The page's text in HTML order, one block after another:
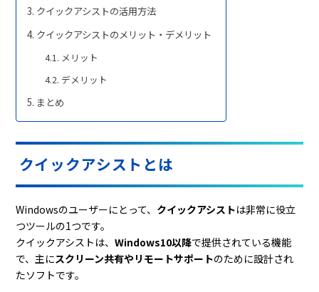
クイックアシストの活用方法
クイックアシストのメリット・デメリット
メリット
デメリット
まとめ
クイックアシストとは
Windowsのユーザーにとって、 クイックアシストは非常に役立
つツールの1つです。
クイックアシストは、Windows10以降で提供されている機能
で、主にスクリーン共有やリモートサポートのために設計され
たソフトです。